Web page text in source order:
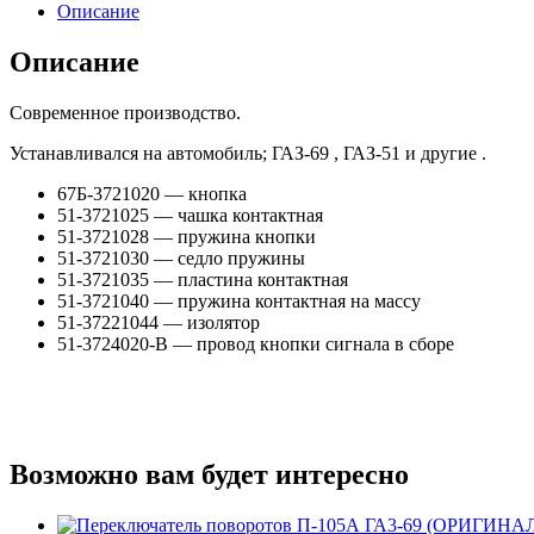
ГАЗ-69/51Описание
Описание
Современное производство.
Устанавливался на автомобиль; ГАЗ-69 , ГАЗ-51 и другие .
67Б-3721020 — кнопка
51-3721025 — чашка контактная
51-3721028 — пружина кнопки
51-3721030 — седло пружины
51-3721035 — пластина контактная
51-3721040 — пружина контактная на массу
51-37221044 — изолятор
51-3724020-В — провод кнопки сигнала в сборе
Возможно вам будет интересно